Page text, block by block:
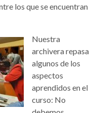
los que se encuentran
Nuestra
archivera repasa
algunos de los
aspectos
aprendidos en el
curso: No